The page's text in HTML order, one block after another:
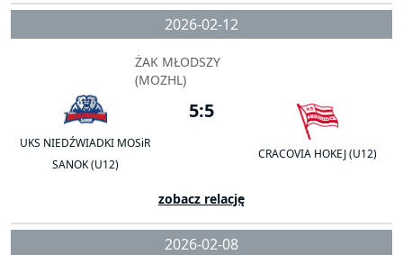
2026-02-12
ŻAK MŁODSZY
(MOZHL)
UKS NIEDŹWIADKI MOSiR
SANOK (U12)
5:5
CRACOVIA HOKEJ (U12)
zobacz relację
2026-02-08